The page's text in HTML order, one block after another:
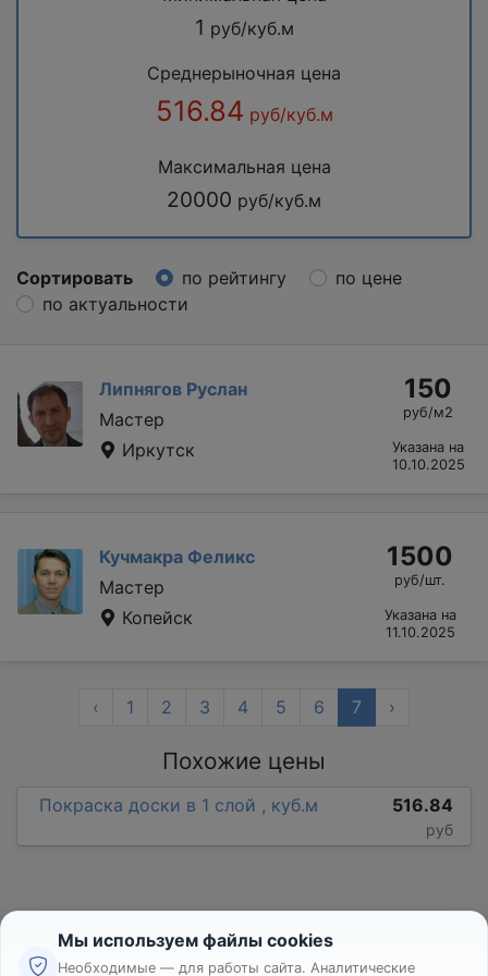
1 руб/куб.м
Среднерыночная цена
516.84 руб/куб.м
Максимальная цена
20000 руб/куб.м
Сортировать по рейтингу
по цене
по актуальности
Липнягов Руслан
Мастер
Иркутск
150
руб/м2
Указана на
10.10.2025
Кучмакра Феликс
Мастер
Копейск
1500
руб/шт.
Указана на
11.10.2025
‹ 1 2 3 4 5 6 7 ›
Похожие цены
Покраска доски в 1 слой , куб.м 516.84
руб
Мы используем файлы cookies
Необходимые — для работы сайта. Аналитические